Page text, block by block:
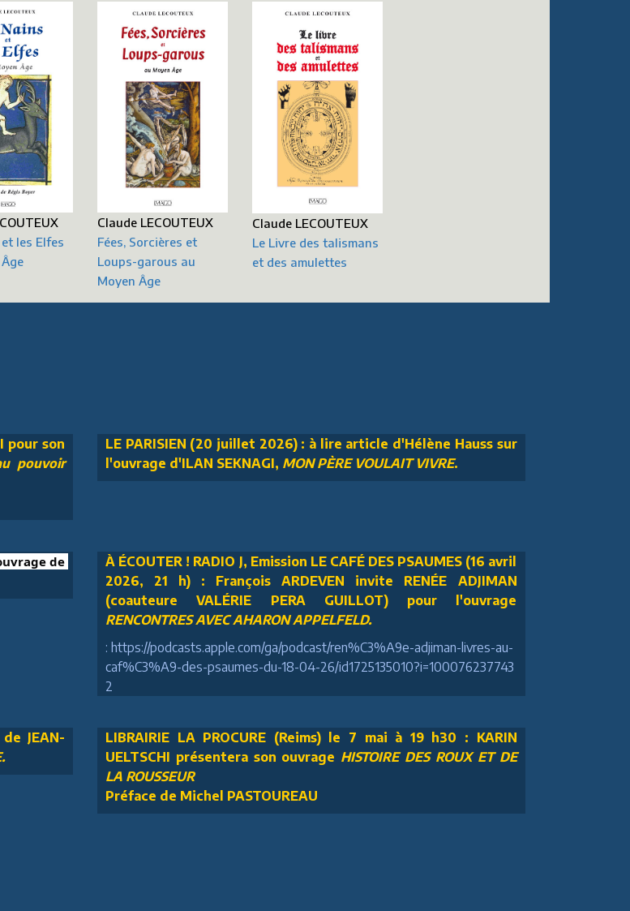
les Elfes
Claude LECOUTEUX
Fées, Sorcières et
Loups-garous au
Moyen Âge
Claude LECOUTEUX
Le Livre des talismans
et des amulettes
pour son
pouvoir
LE PARISIEN (20 juillet 2026) : à lire article d'Hélène Hauss sur
l'ouvrage d'ILAN SEKNAGI, MON PÈRE VOULAIT VIVRE.
de
À ÉCOUTER ! RADIO J, Emission LE CAFÉ DES PSAUMES (16 avril
2026, 21 h) : François ARDEVEN invite RENÉE ADJIMAN
(coauteure VALÉRIE PERA GUILLOT) pour l'ouvrage
RENCONTRES AVEC AHARON APPELFELD.
: https://podcasts.apple.com/ga/podcast/ren%C3%A9e-adjiman-livres-au-
caf%C3%A9-des-psaumes-du-18-04-26/id1725135010?i=100076237743
2
JEAN-
LIBRAIRIE LA PROCURE (Reims) le 7 mai à 19 h30 : KARIN
UELTSCHI présentera son ouvrage HISTOIRE DES ROUX ET DE
LA ROUSSEUR
Préface de Michel PASTOUREAU